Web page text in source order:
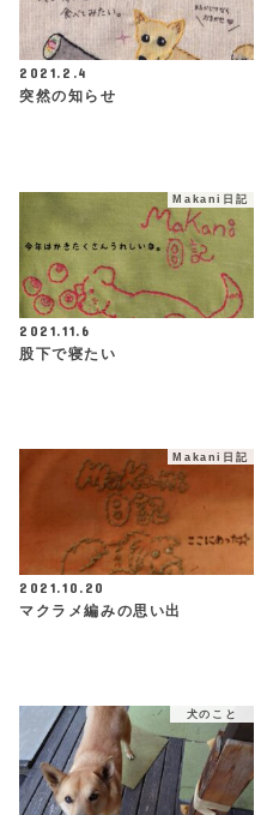
2021.2.4
突然の知らせ
Makani日記
2021.11.6
股下で寝たい
Makani日記
2021.10.20
マクラメ編みの思い出
犬のこと